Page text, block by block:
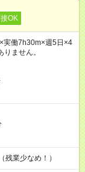
OK
働7h30m×週5日×4
ません。
業少なめ！）